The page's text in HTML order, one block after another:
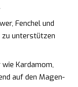
Fenchel und
zu unterstützen
Kardamom,
auf den Magen-